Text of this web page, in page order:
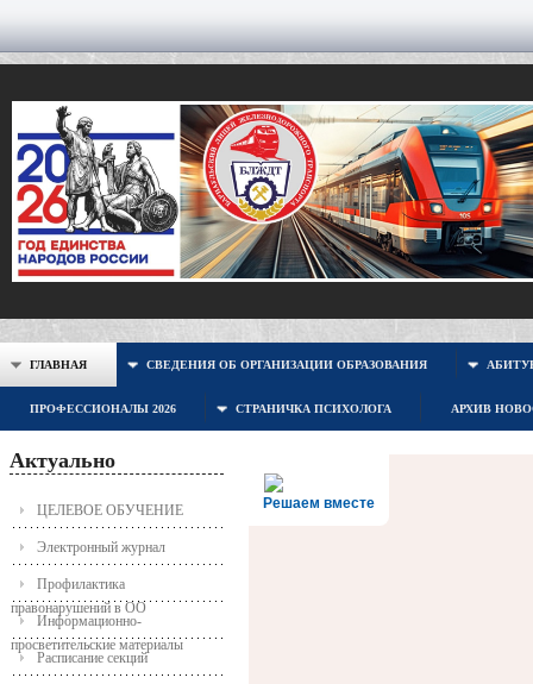
ГЛАВНАЯ СВЕДЕНИЯ ОБ ОРГАНИЗАЦИИ ОБРАЗОВАНИЯ
ПРОФЕССИОНАЛЫ 2026 СТРАНИЧКА ПСИХОЛОГА АРХИВ
Актуально
ЦЕЛЕВОЕ ОБУЧЕНИЕ
Электронный журнал
Профилактика
правонарушений в ОО
Информационно-
просветительские материалы
Расписание секций
Решаем вместе